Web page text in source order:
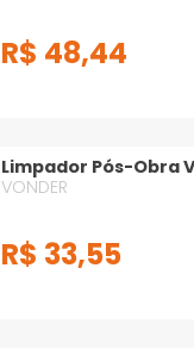
R$ 48,44
Limpador Pós-Obra
VONDER
R$ 33,55